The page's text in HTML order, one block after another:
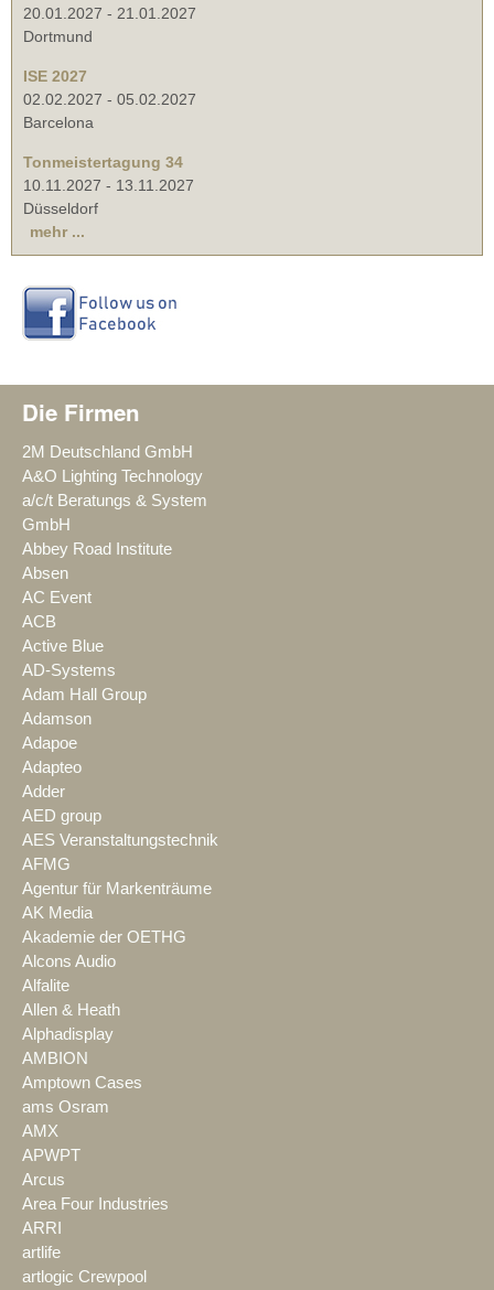
20.01.2027 - 21.01.2027
Dortmund
ISE 2027
02.02.2027 - 05.02.2027
Barcelona
Tonmeistertagung 34
10.11.2027 - 13.11.2027
Düsseldorf
mehr ...
Die Firmen
2M Deutschland GmbH
A&O Lighting Technology
a/c/t Beratungs & System
GmbH
Abbey Road Institute
Absen
AC Event
ACB
Active Blue
AD-Systems
Adam Hall Group
Adamson
Adapoe
Adapteo
Adder
AED group
AES Veranstaltungstechnik
AFMG
Agentur für Markenträume
AK Media
Akademie der OETHG
Alcons Audio
Alfalite
Allen & Heath
Alphadisplay
AMBION
Amptown Cases
ams Osram
AMX
APWPT
Arcus
Area Four Industries
ARRI
artlife
artlogic Crewpool